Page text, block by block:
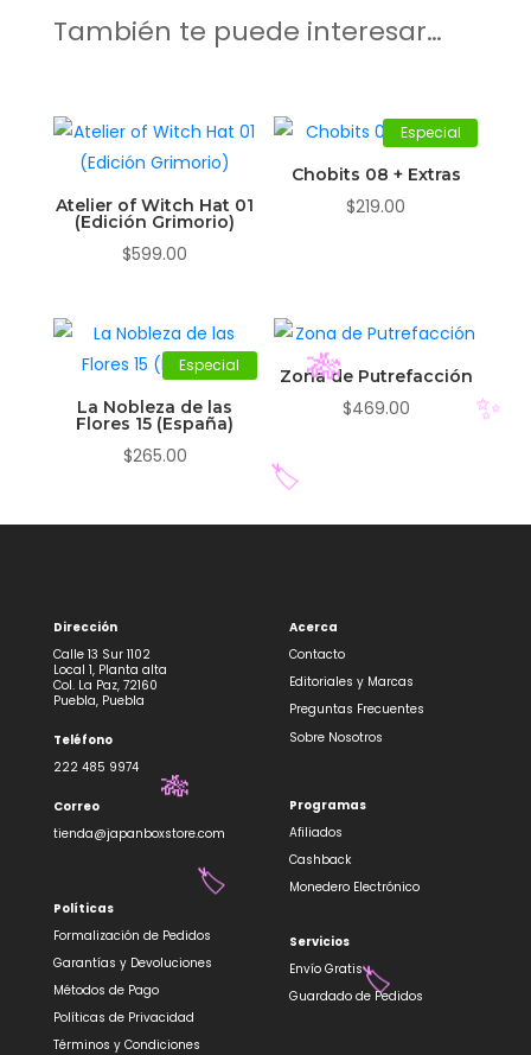
También te puede interesar…
Atelier of Witch Hat 01
(Edición Grimorio)
$599.00
Especial
Chobits 08 + Extras
$219.00
Especial
La Nobleza de las
Flores 15 (España)
$265.00
Zona de Putrefacción
$469.00
Dirección
Calle 13 Sur 1102
Local 1, Planta alta
Col. La Paz, 72160
Puebla, Puebla
Teléfono
222 485 9974
Correo
tienda@japanboxstore.com
Políticas
Formalización de Pedidos
Garantías y Devoluciones
Métodos de Pago
Políticas de Privacidad
Términos y Condiciones
Acerca
Contacto
Editoriales y Marcas
Preguntas Frecuentes
Sobre Nosotros
Programas
Afiliados
Cashback
Monedero Electrónico
Servicios
Envío Gratis
Guardado de Pedidos